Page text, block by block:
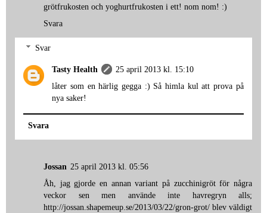
grötfrukosten och yoghurtfrukosten i ett! nom nom! :)
Svara
Svar
Tasty Health
25 april 2013 kl. 15:10
låter som en härlig gegga :) Så himla kul att prova på
nya saker!
Svara
Jossan 25 april 2013 kl. 05:56
Åh, jag gjorde en annan variant på zucchinigröt för några
veckor sen men använde inte havregryn alls;
http://jossan.shapemeup.se/2013/03/22/gron-grot/ blev väldigt